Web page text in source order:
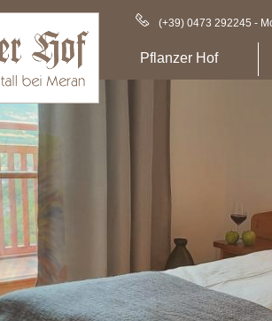
(+39) 0473 292245 -
Pflanzer Hof